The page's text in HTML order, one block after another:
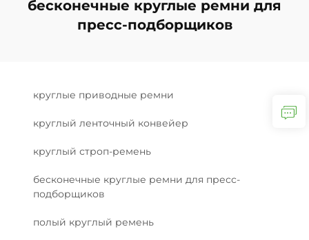
бесконечные круглые ремни для
пресс-подборщиков
круглые приводные ремни
круглый ленточный конвейер
круглый строп-ремень
бесконечные круглые ремни для пресс-
подборщиков
полый круглый ремень